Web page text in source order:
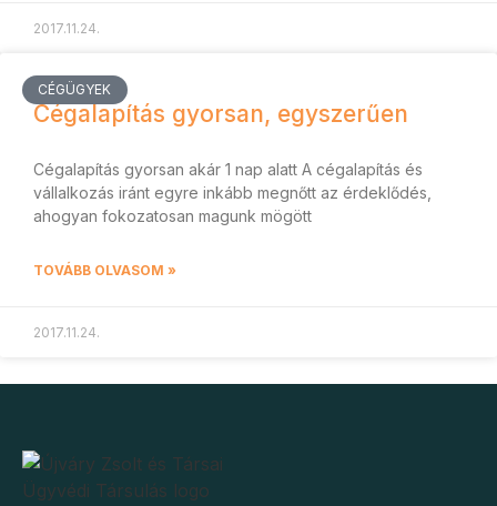
2017.11.24.
CÉGÜGYEK
Cégalapítás gyorsan, egyszerűen
Cégalapítás gyorsan akár 1 nap alatt A cégalapítás és
vállalkozás iránt egyre inkább megnőtt az érdeklődés,
ahogyan fokozatosan magunk mögött
TOVÁBB OLVASOM »
2017.11.24.